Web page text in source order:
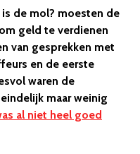
de mol? moesten de
geld te verdienen
van gesprekken met
en de eerste
waren de
maar weinig
al niet heel goed